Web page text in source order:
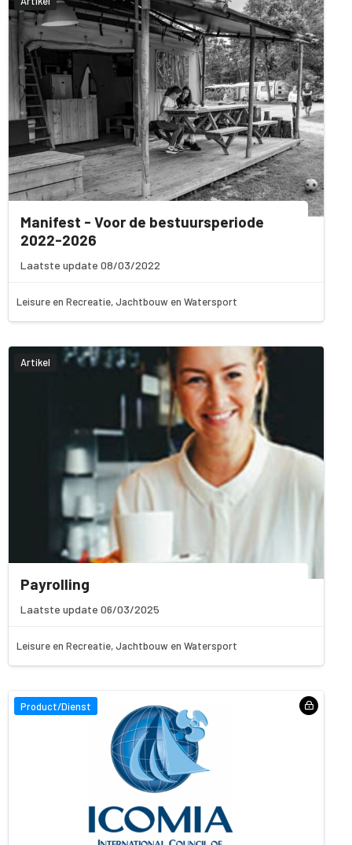
Manifest - Voor de bestuursperiode
2022-2026
Laatste update 08/03/2022
Leisure en Recreatie, Jachtbouw en Watersport
Artikel
Payrolling
Laatste update 06/03/2025
Leisure en Recreatie, Jachtbouw en Watersport
Product/Dienst